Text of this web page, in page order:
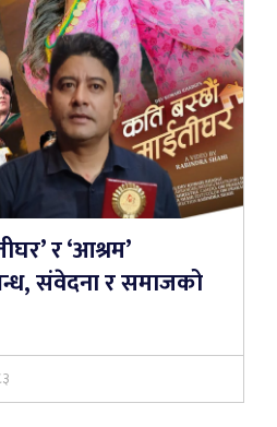
र ‘आश्रम’
संवेदना र समाजको